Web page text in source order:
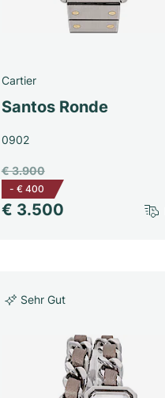
Cartier
Santos Ronde
0902
€ 3.500
€ 3.900
- € 400
Sehr Gut